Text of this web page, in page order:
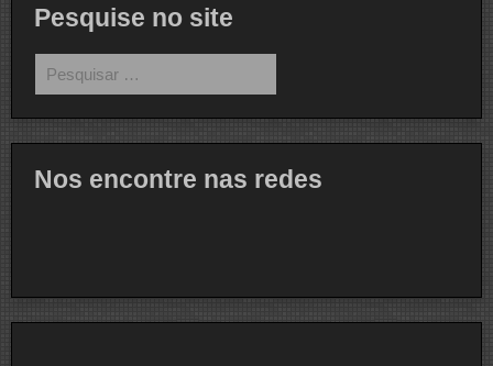
Pesquise no site
por:
Nos encontre nas redes